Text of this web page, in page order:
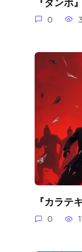
『ダンボ
0
『カラテ
0